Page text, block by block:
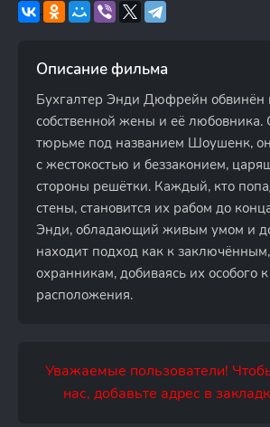
Описание фильма
Бухгалтер Энди Дюфрейн обвинён
собственной жены и её любовника.
тюрьме под названием Шоушенк, он
с жестокостью и беззаконием,
стороны решётки. Каждый, кто
стены, становится их рабом до
Энди, обладающий живым умом и
находит подход как к
охранникам, добиваясь их особого
расположения.
Уважаемые пользователи!
нас, добавьте адрес в